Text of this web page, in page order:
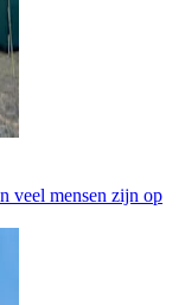
veel mensen zijn op